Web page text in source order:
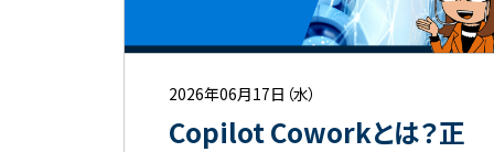
2026年06月17日（水）
Copilot Coworkとは？正